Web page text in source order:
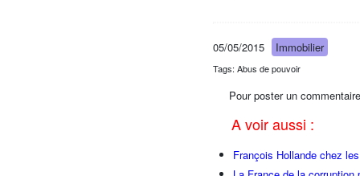
05/05/2015 Immobilier
Tags: Abus de pouvoir
Pour poster un
A voir aussi :
François Hollande chez